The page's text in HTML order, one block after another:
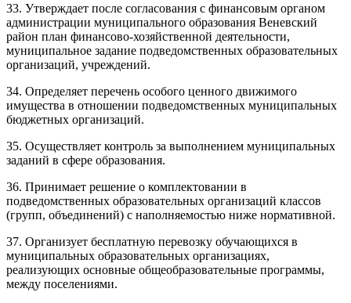
33. Утверждает после согласования с финансовым органом
администрации муниципального образования Веневский
район план финансово-хозяйственной деятельности,
муниципальное задание подведомственных образовательных
организаций, учреждений.
34. Определяет перечень особого ценного движимого
имущества в отношении подведомственных муниципальных
бюджетных организаций.
35. Осуществляет контроль за выполнением муниципальных
заданий в сфере образования.
36. Принимает решение о комплектовании в
подведомственных образовательных организаций классов
(групп, объединений) с наполняемостью ниже нормативной.
37. Организует бесплатную перевозку обучающихся в
муниципальных образовательных организациях,
реализующих основные общеобразовательные программы,
между поселениями.